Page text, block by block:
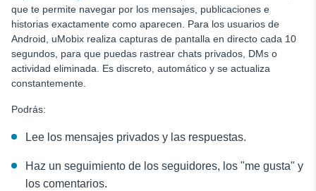
que te permite navegar por los mensajes, publicaciones e
historias exactamente como aparecen. Para los usuarios de
Android, uMobix realiza capturas de pantalla en directo cada 10
segundos, para que puedas rastrear chats privados, DMs o
actividad eliminada. Es discreto, automático y se actualiza
constantemente.
Podrás:
Lee los mensajes privados y las respuestas.
Haz un seguimiento de los seguidores, los "me gusta" y
los comentarios.